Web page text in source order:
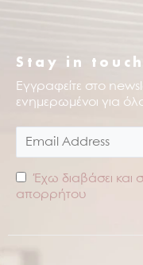
Stay in touch
Εγγραφείτε στο
ενημερωμένοι για
Έχω διαβάσει και
απορρήτου